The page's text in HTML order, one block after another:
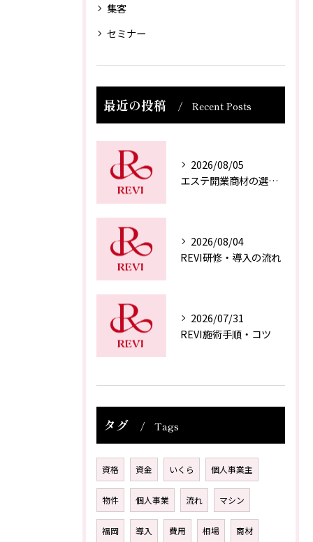
集客
セミナー
最近の投稿 Recent Posts
2026/08/05
エステ開業商材の選び方
2026/08/04
REVI研修・導入の流れ
2026/07/31
REVI施術手順・コツ
タグ Tags
資格 資金 いくら 個人事業主
物件 個人事業 流れ マシン
福岡 導入 費用 相場 商材